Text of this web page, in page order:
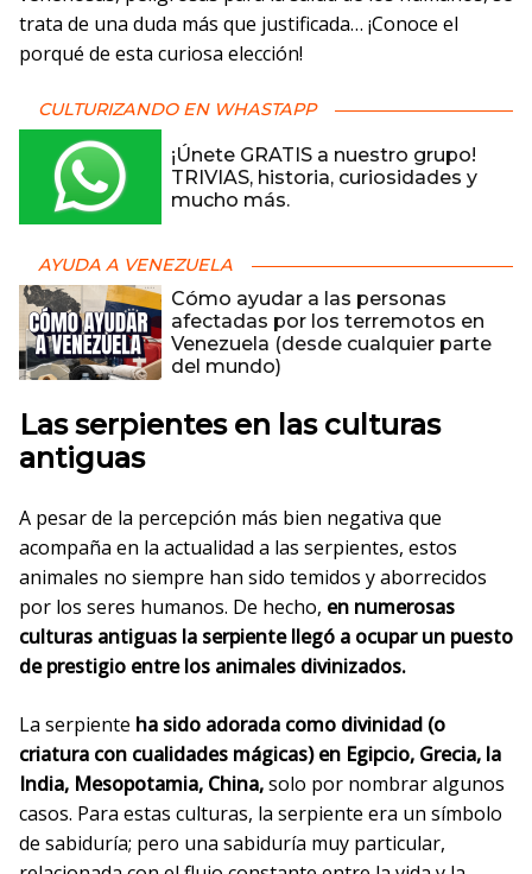
trata de una duda más que justificada… ¡Conoce el
porqué de esta curiosa elección!
CULTURIZANDO EN WHASTAPP
¡Únete GRATIS a nuestro grupo!
TRIVIAS, historia, curiosidades y
mucho más.
AYUDA A VENEZUELA
Cómo ayudar a las personas
afectadas por los terremotos en
Venezuela (desde cualquier parte
del mundo)
Las serpientes en las culturas
antiguas
A pesar de la percepción más bien negativa que
acompaña en la actualidad a las serpientes, estos
animales no siempre han sido temidos y aborrecidos
por los seres humanos. De hecho, en numerosas
culturas antiguas la serpiente llegó a ocupar un puesto
de prestigio entre los animales divinizados.
La serpiente ha sido adorada como divinidad (o
criatura con cualidades mágicas) en Egipcio, Grecia, la
India, Mesopotamia, China,solo por nombrar algunos
casos. Para estas culturas, la serpiente era un símbolo
de sabiduría; pero una sabiduría muy particular,